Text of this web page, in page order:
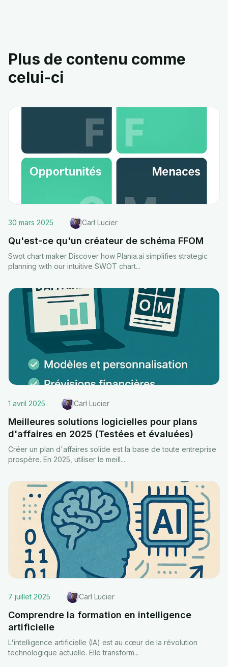
Plus de contenu comme
celui-ci
30 mars 2025 Carl Lucier
Qu'est-ce qu'un créateur de schéma FFOM
Swot chart maker Discover how Plania.ai simplifies strategic
planning with our intuitive SWOT chart...
1 avril 2025 Carl Lucier
Meilleures solutions logicielles pour plans
d'affaires en 2025 (Testées et évaluées)
Créer un plan d'affaires solide est la base de toute entreprise
prospère. En 2025, utiliser le meill...
7 juillet 2025 Carl Lucier
Comprendre la formation en intelligence
artificielle
L'intelligence artificielle (IA) est au cœur de la révolution
technologique actuelle. Elle transform...